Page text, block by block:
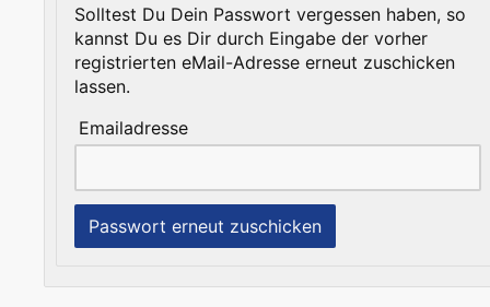
Solltest Du Dein Passwort vergessen haben, so
kannst Du es Dir durch Eingabe der vorher
registrierten eMail-Adresse erneut zuschicken
lassen.
Emailadresse